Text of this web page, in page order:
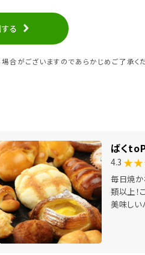
る
がございますのであらかじめご了承くだ
ばく
4.3
毎日焼
類以上！
美味し